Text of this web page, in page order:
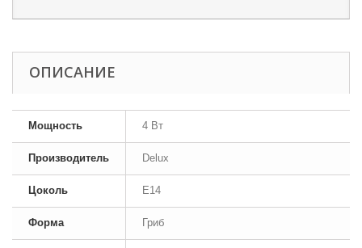
ОПИСАНИЕ
Мощность 4 Вт
Производитель Delux
Цоколь E14
Форма Гриб